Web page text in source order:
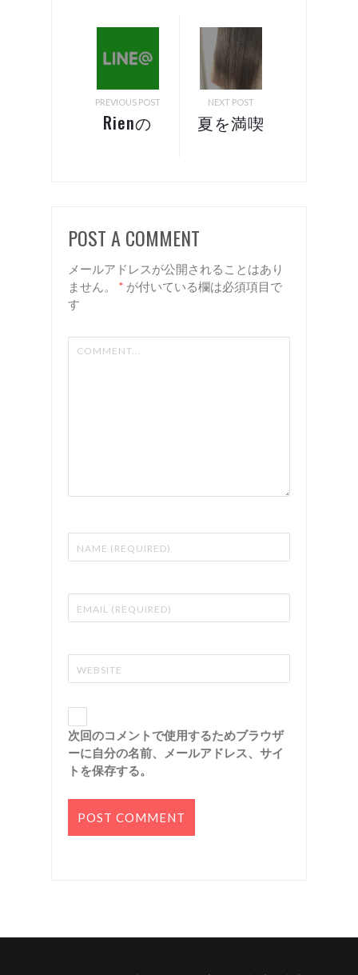
PREVIOUS POST
Rienの
アン
NEXT POST
夏を満喫
ン
POST A COMMENT
メールアドレスが公開されることはあり
ません。
* が付いている欄は必須項目で
す
次回のコメントで使用するためブラウザ
ーに自分の名前、メールアドレス、サイ
トを保存する。